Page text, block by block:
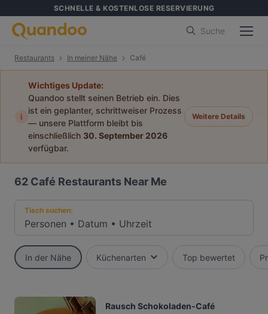
SCHNELLE & KOSTENLOSE RESERVIERUNG
Suche
Restaurants In meiner Nähe Café
i
Wichtiges Update:
Quandoo stellt seinen Betrieb ein. Dies
ist ein geplanter, schrittweiser Prozess
— unsere Plattform bleibt bis
einschließlich 30. September 2026
verfügbar.
Weitere Details
62 Café Restaurants Near Me
Tisch suchen:
Personen • Datum • Uhrzeit
In der Nähe Küchenarten Top bewertet
Rausch Schokoladen-Café